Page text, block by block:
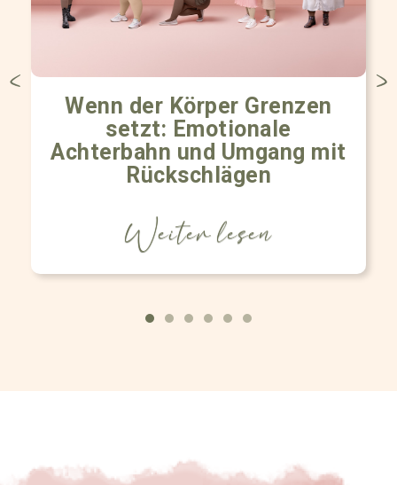
Wenn der Körper Grenzen
setzt: Emotionale
Achterbahn und Umgang mit
Rückschlägen
Weiter lesen